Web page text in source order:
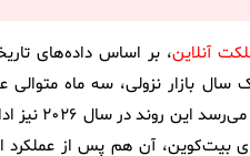
آنلاین، بر اساس داده‌های
سال بازار نزولی، سه ماه متوالی
است. به نظر
بیت‌کوین، آن هم پس از عملکرد